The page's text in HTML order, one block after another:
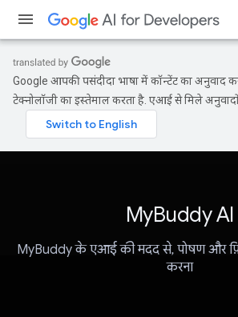
Google आपकी पसंदीदा भाषा में कॉन्टेंट का अनुवाद
टेक्नोलॉजी का इस्तेमाल करता है. एआई से मिले
MyBuddy AI
MyBuddy के एआई की मदद से, पोषण और
करना